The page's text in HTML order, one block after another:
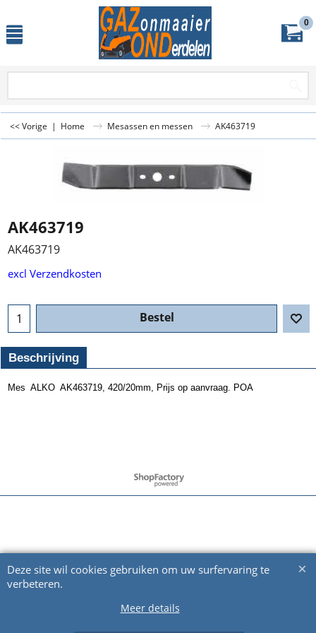
0
<< Vorige | Home Mesassen en messen AK463719
AK463719
AK463719
excl Verzendkosten
Bestel
Beschrijving
Mes ALKO AK463719, 420/20mm, Prijs op aanvraag. POA
Webwinkel gemaakt met ShopFactory webwinkel software.
Deze site wil cookies gebruiken om uw surfervaring te
verbeteren.
Meer details